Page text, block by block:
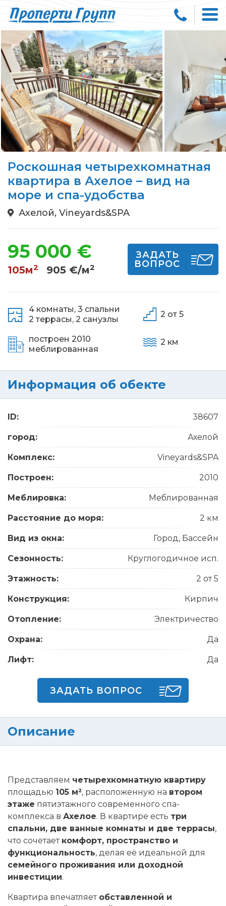
Роскошная четырехкомнатная
квартира в Ахелое – вид на
море и спа-удобства
Ахелой, Vineyards&SPA
95 000 €
105м2 905 €/м2
ЗАДАТЬ
ВОПРОС
4 комнаты, 3 спальни
2 террасы, 2 санузлы
построен 2010
меблированная
2 от 5
2 км
Информация об обекте
ID: 38607
город: Ахелой
Комплекс: Vineyards&SPA
Построен: 2010
Меблировка: Меблированная
Расстояние до моря: 2 км
Вид из окна: Город, Бассейн
Сезонность: Круглогодичное исп.
Этажность: 2 от 5
Конструкция: Кирпич
Отопление: Электричество
Охрана: Да
Лифт: Да
ЗАДАТЬ ВОПРОС
Описание
Представляем четырехкомнатную квартиру
площадью 105 м², расположенную на втором
этаже пятиэтажного современного спа-
комплекса в Ахелое. В квартире есть три
спальни, две ванные комнаты и две террасы,
что сочетает комфорт, пространство и
функциональность, делая её идеальной для
семейного проживания или доходной
инвестиции.
Квартира впечатляет обставленной и